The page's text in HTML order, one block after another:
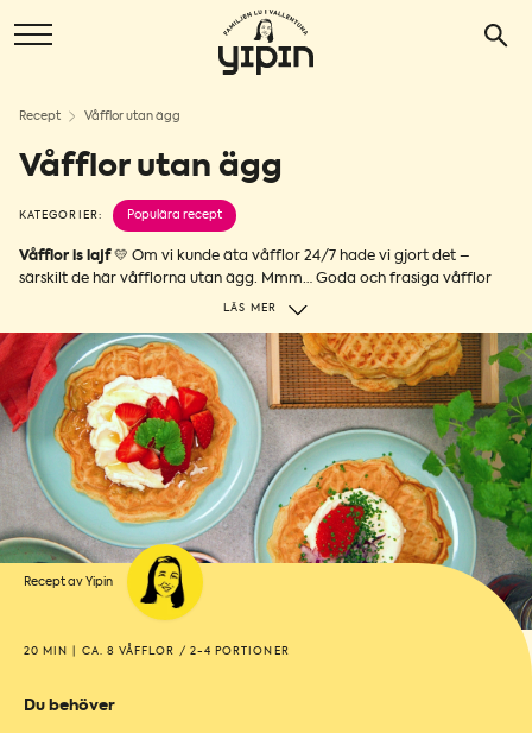
Recept Våfflor utan ägg
Våfflor utan ägg
KATEGORIER: Populära recept
Våfflor is lajf💛 Om vi kunde äta våfflor 24/7 hade vi gjort det –
särskilt de här våfflorna utan ägg. Mmm… Goda och frasiga våfflor
som du slänger ihop lätt som en ”plätt”! 😏 Vi gör våra med krämig
något salt och matigt eller sött – du väljer. Om du vill göra helt
veganska våfflor kan du också utgå ifrån det här receptet. Prova och
njut!
LÄS MER
Recept av Yipin
20 MIN CA. 8 VÅFFLOR / 2-4 PORTIONER
Du behöver